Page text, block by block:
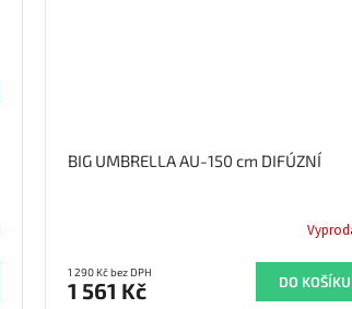
BIG UMBRELLA AU-150 cm DIFÚZNÍ
1 290 Kč bez DPH
1 561 Kč DO KOŠÍKU